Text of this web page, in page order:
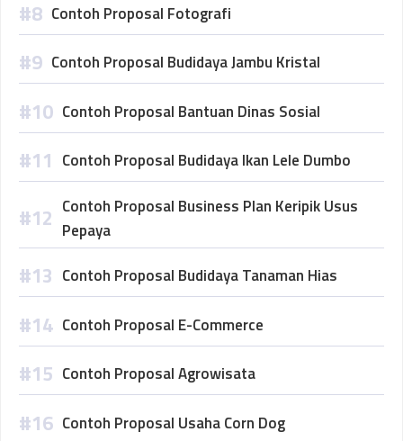
Contoh Proposal Fotografi
Contoh Proposal Budidaya Jambu Kristal
Contoh Proposal Bantuan Dinas Sosial
Contoh Proposal Budidaya Ikan Lele Dumbo
Contoh Proposal Business Plan Keripik Usus
Pepaya
Contoh Proposal Budidaya Tanaman Hias
Contoh Proposal E-Commerce
Contoh Proposal Agrowisata
Contoh Proposal Usaha Corn Dog